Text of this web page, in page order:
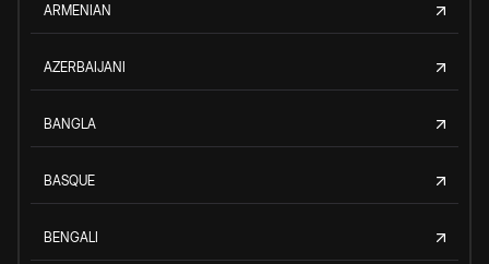
ARMENIAN
AZERBAIJANI
BANGLA
BASQUE
BENGALI